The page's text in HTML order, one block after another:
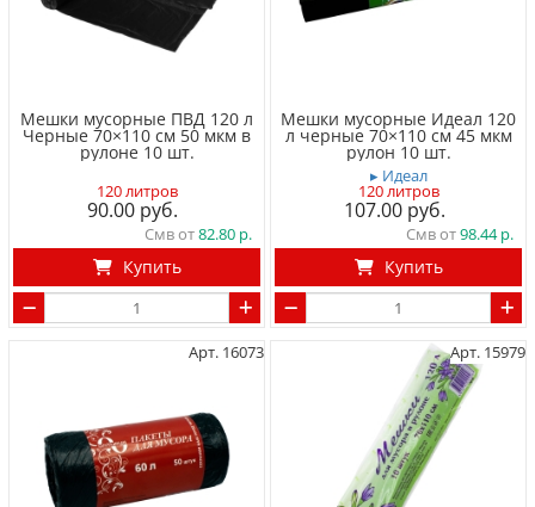
Мешки мусорные ПВД 120 л
Черные 70×110 см 50 мкм в
рулоне 10 шт.
120 литров
90.00
Смв от82.80
Купить
Мешки мусорные Идеал 120
л черные 70×110 см 45 мкм
рулон 10 шт.
▸ Идеал
120 литров
107.00
Смв от98.44
Купить
Арт. 16073 Арт. 15979